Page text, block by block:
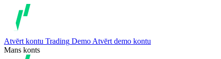
Atvērt kontu Trading Demo Atvērt demo kontu
Mans konts